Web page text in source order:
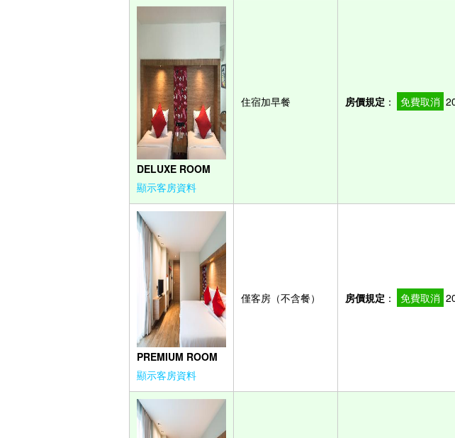
DELUXE ROOM
顯示客房資料
住宿加早餐 房價規定 ： 免費取消
PREMIUM ROOM
顯示客房資料
僅客房（不含餐） 房價規定 ： 免費取消